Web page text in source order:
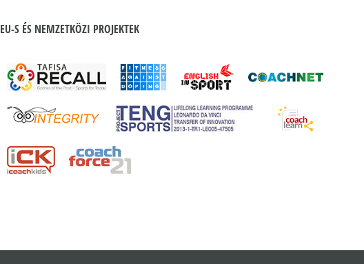
EU-S ÉS NEMZETKÖZI PROJEKTEK